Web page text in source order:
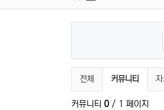
전체게시물 그룹
전체 현재 그룹
커뮤니티
커뮤니티 0 / 1 페이지